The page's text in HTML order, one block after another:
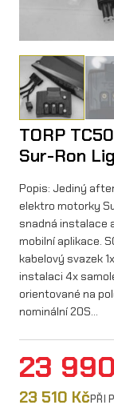
TORP
Sur-Ron
Popis: Jediný
elektro motorky
snadná instalace
mobilní aplikace.
kabelový svazek
instalaci 4x
orientované na
nominální 20S…
23 990
23 510 KčPŘI